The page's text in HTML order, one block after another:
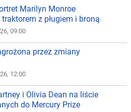
Marilyn Monroe
z pługiem i broną
09:00
przez zmiany
12:00
i Olivia Dean na liście
do Mercury Prize